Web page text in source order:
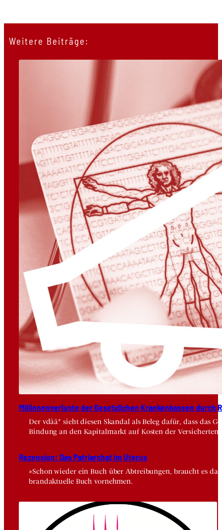
Weitere Beiträge:
Mil­lio­nen­ver­lus­te der Gesetz­li­chen Kran­ken­kas­sen durch
Der vdää* sieht diesen Skandal als Beleg dafür, dass das
Bindung an den Kapitalmarkt auf Kosten der Versicherten.
Rezen­si­on: Das Patri­ar­chat im Ute­rus
»Schon wieder ein Buch über Abtreibungen, braucht es
brandaktuelle Buch vornehmen.